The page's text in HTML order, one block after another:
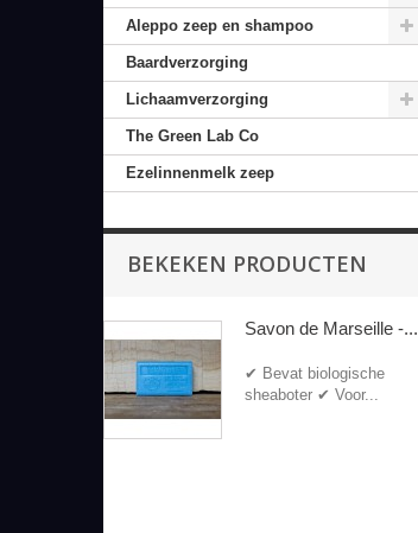
Aleppo zeep en shampoo
Baardverzorging
Lichaamverzorging
The Green Lab Co
Ezelinnenmelk zeep
BEKEKEN PRODUCTEN
Savon de Marseille -...
✔ Bevat biologische
sheaboter ✔ Voor...